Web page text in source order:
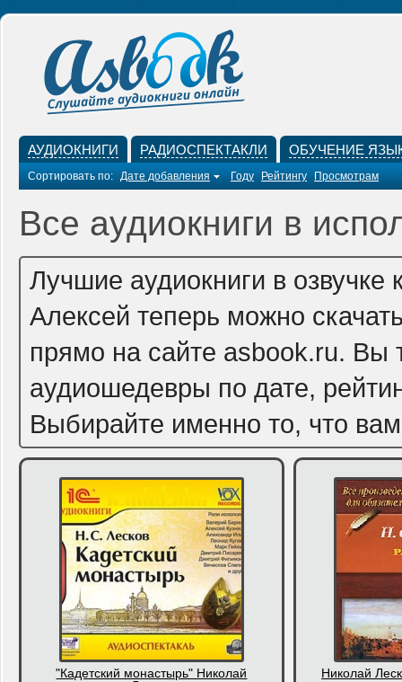
АУДИОКНИГИ РАДИОСПЕКТАКЛИ ОБУЧЕНИЕ
Сортировать по: Дате добавления Году Рейтингу Просмотрам
Все аудиокниги в
Лучшие аудиокниги в озвучке
Алексей теперь можно
прямо на сайте asbook.ru. Вы
аудиошедевры по дате,
Выбирайте именно то, что
"Кадетский монастырь" Николай
Николай